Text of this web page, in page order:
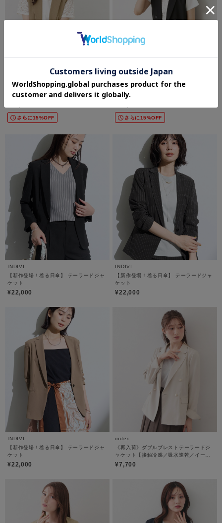
COUP DE CHANCE
【手洗い可／日本製】テーラードジレ
さらに15%OFF
COUP DE CHANCE
【手洗い可／日本製】テーラードジレ
さらに15%OFF
INDIVI
【新作登場！着る日傘】 テーラードジャ
ケット
¥22,000
INDIVI
【新作登場！着る日傘】 テーラードジャ
ケット
¥22,000
INDIVI
【新作登場！着る日傘】 テーラードジャ
ケット
¥22,000
index
《再入荷》ダブルブレストテーラードジ
ャケット【接触冷感／吸水速乾／イージ
ーアイロン／防シワ／洗濯機OK】
¥7,700